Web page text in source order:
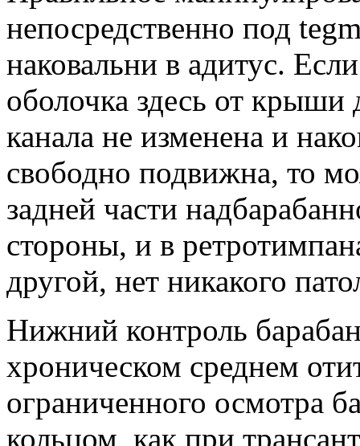
непосредственно под
наковальни в адитус.
оболочка здесь от крыши
канала не изменена и
свободно подвижна, то
задней части
стороны, и в
другой, нет никакого
Нижний контроль
хроническом среднем
ограниченного осмотра
кольцом, как при